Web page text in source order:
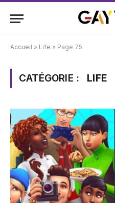
Accueil » Life » Page 75
CATÉGORIE : LIFE